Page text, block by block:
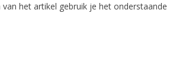
het artikel gebruik je het onderstaande